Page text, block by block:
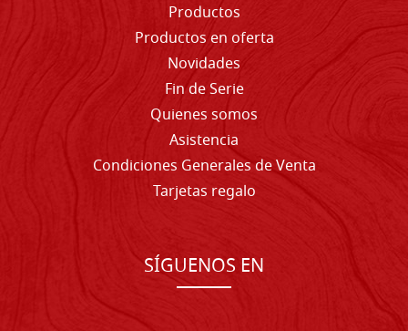
Productos
Productos en oferta
Novidades
Fin de Serie
Quienes somos
Asistencia
Condiciones Generales de Venta
Tarjetas regalo
SÍGUENOS EN